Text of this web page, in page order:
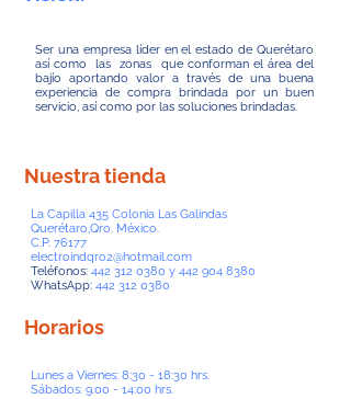
Ser una empresa líder en el estado de Querétaro
así como las zonas que conforman el área del
bajío aportando valor a través de una buena
experiencia de compra brindada por un buen
servicio, así como por las soluciones brindadas.
Nuestra tienda
La Capilla 435 Colonia Las Galindas
Querétaro,Qro. México.
C.P. 76177
electroindqro2@hotmail.com
Teléfonos: 442 312 0380 y 442 904 8380
WhatsApp: 442 312 0380
Horarios
Lunes a Viernes: 8:30 - 18:30 hrs.
Sábados: 9:00 - 14:00 hrs.